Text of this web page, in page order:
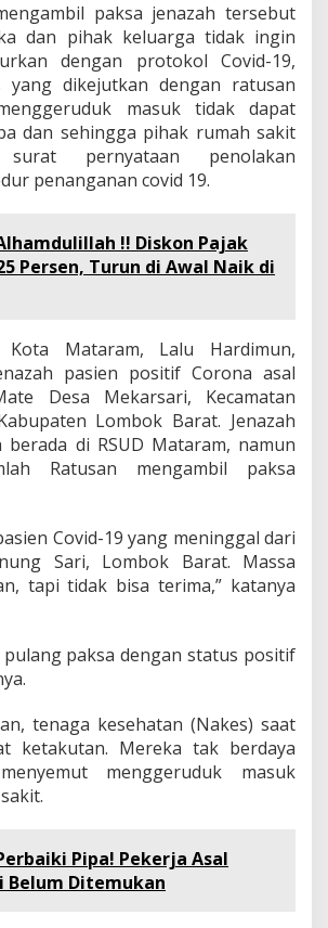
paksa jenazah tersebut
dan pihak keluarga tidak ingin
dengan protokol Covid-19,
yang dikejutkan dengan ratusan
masuk tidak dapat
dan sehingga pihak rumah sakit
surat pernyataan penolakan
penanganan covid 19.
!! Diskon Pajak
Persen, Turun di Awal Naik di
Kota Mataram, Lalu Hardimun,
pasien positif Corona asal
Desa Mekarsari, Kecamatan
Lombok Barat. Jenazah
di RSUD Mataram, namun
Ratusan mengambil paksa
Covid-19 yang meninggal dari
Sari, Lombok Barat. Massa
tapi tidak bisa terima,” katanya
pulang paksa dengan status positif
tenaga kesehatan (Nakes) saat
ketakutan. Mereka tak berdaya
menggeruduk masuk
Pipa! Pekerja Asal
Belum Ditemukan